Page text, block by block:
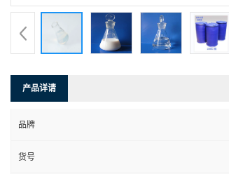
产品详请
品牌
货号